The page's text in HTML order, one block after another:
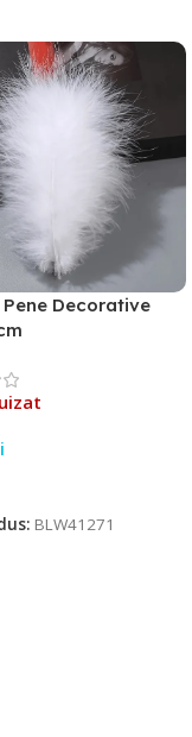
Pene Decorative
BLW41271